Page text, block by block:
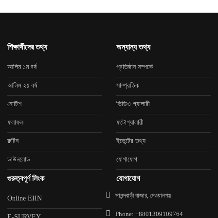
শিক্ষার্থীদের তথ্য
আলিম ১ম বর্ষ
আলিম ২য় বর্ষ
নোটিশ
ফলাফল
রুটিন
ডাউনলোড
অন্যান্য তথ্য
প্রতিষ্ঠান সম্পর্কে
সাম্প্রতিক
ভিডিও গ্যালারী
ফটোগ্যালারী
ইভেন্টের তথ্য
যোগাযোগ
গুরুত্বপূর্ণ লিংক
Online EIIN
যোগাযোগ
সানন্দবাড়ী বাজার, দেওয়ানগঞ্জ
Phone: +8801309109764